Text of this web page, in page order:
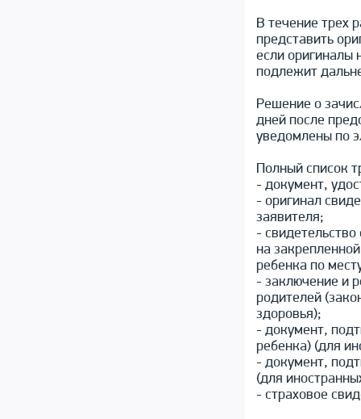
В течение трех
представить
если оригиналы
подлежит
Решение о
дней после
уведомлены по
Полный список
- документ,
- оригинал
заявителя;
-
на
ребенка по
- заключение и
родителей
здоровья);
- документ,
ребенка) (для
- документ,
(для
- страховое